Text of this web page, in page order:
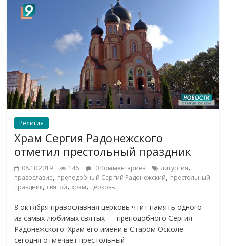
Религия
Храм Сергия Радонежского
отметил престольный праздник
08.10.2019 146 0 Комментариев литургия,
православие, преподобный Сергий Радонежский, престольный
праздник, святой,храм, церковь
8 октября православная церковь чтит память одного
из самых любимых святых — преподобного Сергия
Радонежского. Храм его имени в Старом Осколе
сегодня отмечает престольный